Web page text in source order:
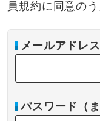
員規約に同意の
メールアドレ
パスワード（